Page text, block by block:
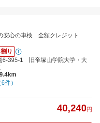
安心の車検 全額クレジット
り
6-395-1 旧帝塚山学院大学・大
6件）
40,240円